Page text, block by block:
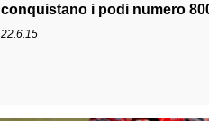
conquistano i podi numero
di Misano
22.6.15